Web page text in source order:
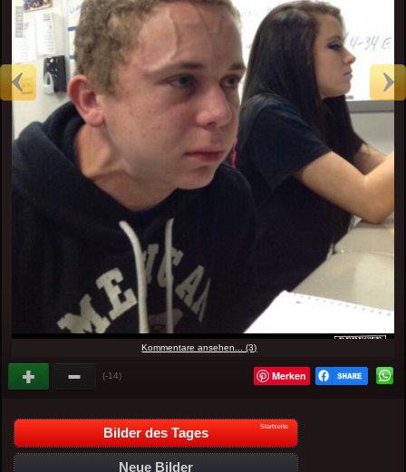
Kommentare ansehen... (3)
(-14) Merken
Bilder des Tages Startseite
Neue Bilder